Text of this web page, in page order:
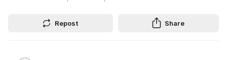
Repost Share